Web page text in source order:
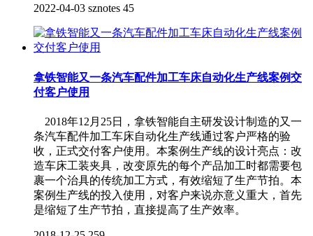
2022-04-03 sznotes 45
拿铁智能又一条汽车配件加工车床自动化生产线案例交
付客户使用
2018年12月25日，拿铁智能自主研发设计制造的又一
条汽车配件加工车床自动化生产线通过客户严格的验
收，正式交付客户使用。本案例生产线的设计亮点：改
造车床工装夹具，改变原先的每个产品加工时都需要包
裹一个治具的传统加工方式，有效缩短了生产节拍。本
案例生产线的投入使用，对客户来说亦意义重大，首先
是缩短了生产节拍，直接提高了生产效率。